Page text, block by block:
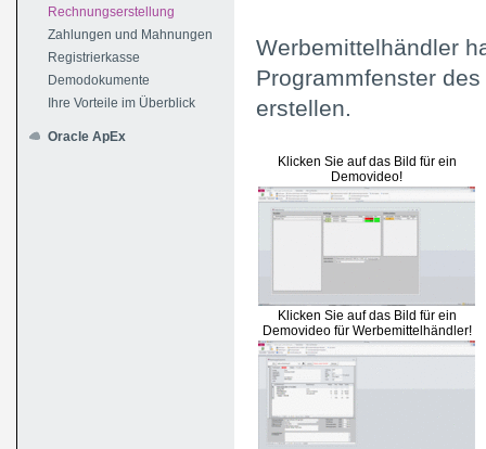
Rechnungserstellung
Zahlungen und Mahnungen
Registrierkasse
Demodokumente
Ihre Vorteile im Überblick
Oracle ApEx
Werbemittelhändler
Programmfenster
erstellen.
Klicken Sie auf das Bild für ein
Demovideo!
Klicken Sie auf das Bild für ein
Demovideo für Werbemittelhändler!